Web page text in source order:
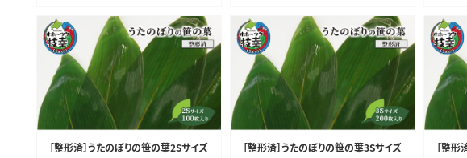
［整形済］うたのぼりの笹の葉2Sサイズ
［整形済］うたのぼりの笹の葉3Sサイズ
［整形